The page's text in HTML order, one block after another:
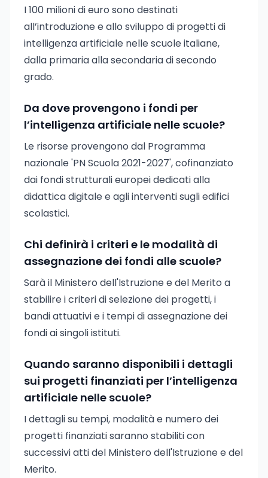
I 100 milioni di euro sono destinati
all’introduzione e allo sviluppo di progetti di
intelligenza artificiale nelle scuole italiane,
dalla primaria alla secondaria di secondo
grado.
Da dove provengono i fondi per
l’intelligenza artificiale nelle scuole?
Le risorse provengono dal Programma
nazionale 'PN Scuola 2021-2027', cofinanziato
dai fondi strutturali europei dedicati alla
didattica digitale e agli interventi sugli edifici
scolastici.
Chi definirà i criteri e le modalità di
assegnazione dei fondi alle scuole?
Sarà il Ministero dell'Istruzione e del Merito a
stabilire i criteri di selezione dei progetti, i
bandi attuativi e i tempi di assegnazione dei
fondi ai singoli istituti.
Quando saranno disponibili i dettagli
sui progetti finanziati per l’intelligenza
artificiale nelle scuole?
I dettagli su tempi, modalità e numero dei
progetti finanziati saranno stabiliti con
successivi atti del Ministero dell'Istruzione e del
Merito.